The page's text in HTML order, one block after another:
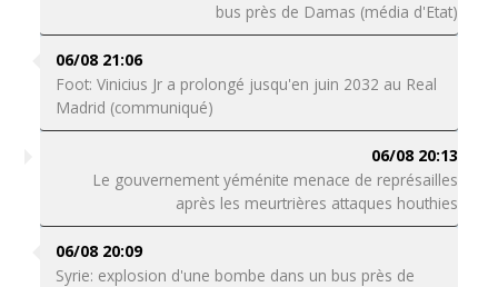
bus près de Damas (média d'Etat)
06/08 21:06
Foot: Vinicius Jr a prolongé jusqu'en juin 2032 au Real
Madrid (communiqué)
06/08 20:13
Le gouvernement yéménite menace de représailles
après les meurtrières attaques houthies
06/08 20:09
Syrie: explosion d'une bombe dans un bus près de